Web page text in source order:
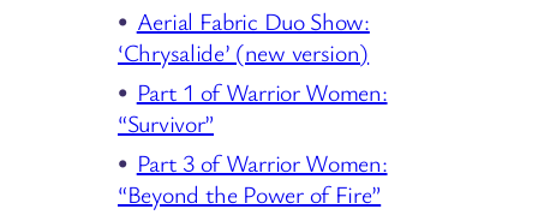
Aerial Fabric Duo Show:
‘Chrysalide’ (new version)
Part 1 of Warrior Women:
“Survivor”
Part 3 of Warrior Women:
“Beyond the Power of Fire”